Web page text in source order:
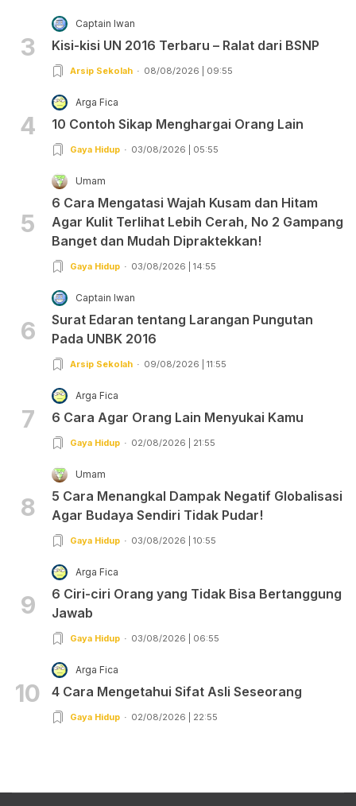
3
Captain Iwan
Kisi-kisi UN 2016 Terbaru – Ralat dari BSNP
Arsip Sekolah 08/08/2026 | 09:55
4
Arga Fica
10 Contoh Sikap Menghargai Orang Lain
Gaya Hidup 03/08/2026 | 05:55
5
Umam
6 Cara Mengatasi Wajah Kusam dan Hitam
Agar Kulit Terlihat Lebih Cerah, No 2 Gampang
Banget dan Mudah Dipraktekkan!
Gaya Hidup 03/08/2026 | 14:55
6
Captain Iwan
Surat Edaran tentang Larangan Pungutan
Pada UNBK 2016
Arsip Sekolah 09/08/2026 | 11:55
7
Arga Fica
6 Cara Agar Orang Lain Menyukai Kamu
Gaya Hidup 02/08/2026 | 21:55
8
Umam
5 Cara Menangkal Dampak Negatif Globalisasi
Agar Budaya Sendiri Tidak Pudar!
Gaya Hidup 03/08/2026 | 10:55
9
Arga Fica
6 Ciri-ciri Orang yang Tidak Bisa Bertanggung
Jawab
Gaya Hidup 03/08/2026 | 06:55
10
Arga Fica
4 Cara Mengetahui Sifat Asli Seseorang
Gaya Hidup 02/08/2026 | 22:55